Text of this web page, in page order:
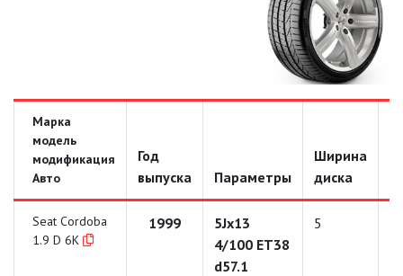
Марка
модель
модификация
Авто
Год
выпуска
Параметры
Ширина
диска
Seat Cordoba
1.9 D 6K
1999
5Jx13
4/100 ET38
d57.1
5